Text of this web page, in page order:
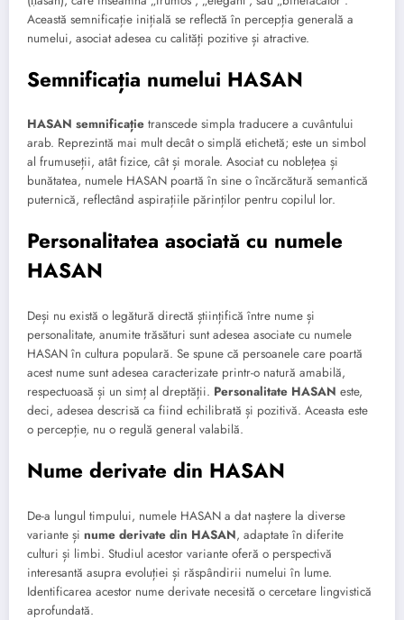
Această semnificație inițială se reflectă în percepția generală a
numelui, asociat adesea cu calități pozitive și atractive.
Semnificația numelui HASAN
HASAN semnificație transcede simpla traducere a cuvântului
arab. Reprezintă mai mult decât o simplă etichetă; este un simbol
al frumuseții, atât fizice, cât și morale. Asociat cu noblețea și
bunătatea, numele HASAN poartă în sine o încărcătură semantică
puternică, reflectând aspirațiile părinților pentru copilul lor.
Personalitatea asociată cu numele
HASAN
Deși nu există o legătură directă științifică între nume și
personalitate, anumite trăsături sunt adesea asociate cu numele
HASAN în cultura populară. Se spune că persoanele care poartă
acest nume sunt adesea caracterizate printr-o natură amabilă,
respectuoasă și un simț al dreptății. Personalitate HASAN este,
deci, adesea descrisă ca fiind echilibrată și pozitivă. Aceasta este
o percepție, nu o regulă general valabilă.
Nume derivate din HASAN
De-a lungul timpului, numele HASAN a dat naștere la diverse
variante și nume derivate din HASAN, adaptate în diferite
culturi și limbi. Studiul acestor variante oferă o perspectivă
interesantă asupra evoluției și răspândirii numelui în lume.
Identificarea acestor nume derivate necesită o cercetare lingvistică
aprofundată.